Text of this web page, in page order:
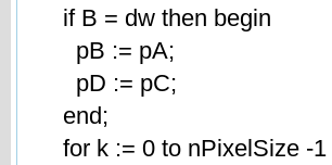
if B = dw then begin
pB := pA;
pD := pC;
end;
for k := 0 to nPixelSize -1